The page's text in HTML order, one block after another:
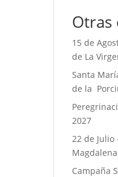
Otras
15 de
de La
Santa
de la
2027
22 de Julio
Magdalena
Campaña